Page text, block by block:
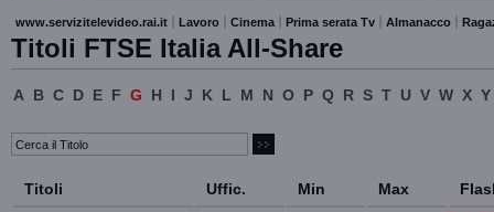
www.servizitelevideo.rai.it Lavoro Cinema Prima serata Tv Almanacco
Titoli FTSE Italia All-Share
A B C D E F G H I J K L M N O P Q R S T U V W X Y
Titoli Uffic. Min Max